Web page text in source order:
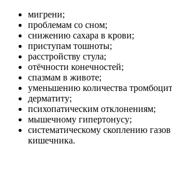
мигрени;
проблемам со сном;
снижению сахара в крови;
приступам тошноты;
расстройству стула;
отёчности конечностей;
спазмам в животе;
уменьшению количества
дерматиту;
психопатическим отклонениям;
мышечному гипертонусу;
систематическому скоплению
кишечника.